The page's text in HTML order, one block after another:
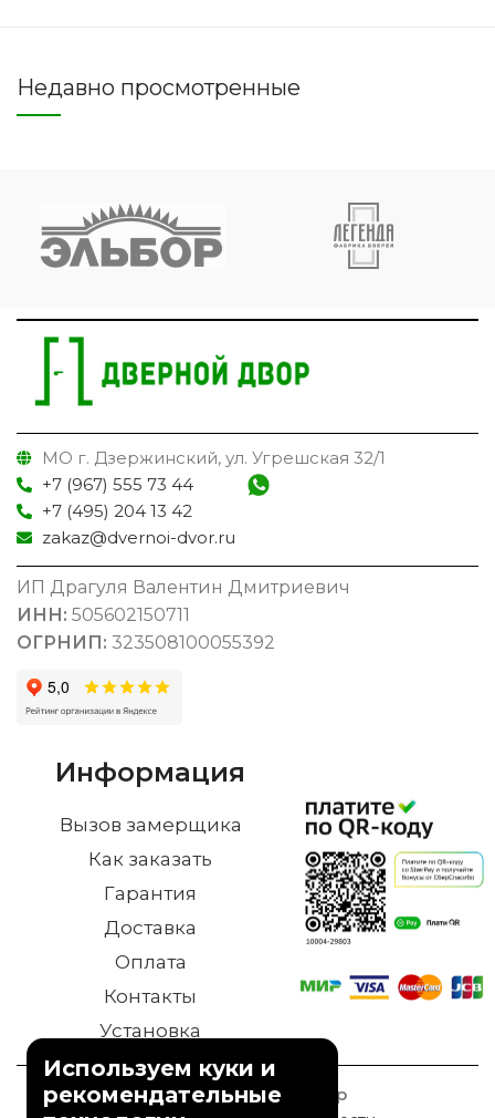
Недавно просмотренные
МО г. Дзержинский, ул. Угрешская 32/1
+7 (967) 555 73 44
+7 (495) 204 13 42
zakaz@dvernoi-dvor.ru
ИП Драгуля Валентин Дмитриевич
ИНН: 505602150711
ОГРНИП: 323508100055392
Информация
Вызов замерщика
Как заказать
Гарантия
Доставка
Оплата
Контакты
Установка
© 2023 Дверной Двор
Используем куки и
рекомендательные